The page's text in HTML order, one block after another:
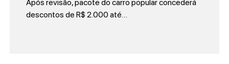
Após revisão, pacote do carro popular concederá
descontos de R$ 2.000 até…